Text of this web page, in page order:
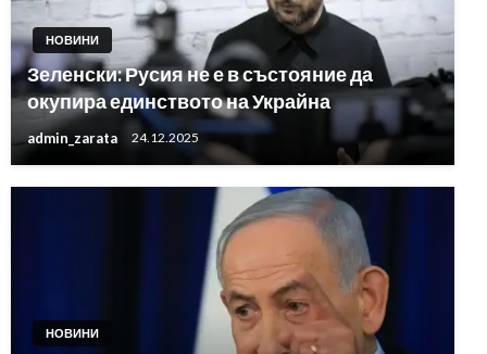
НОВИНИ
Зеленски: Русия не е в състояние да
окупира единството на Украйна
admin_zarata 24.12.2025
НОВИНИ